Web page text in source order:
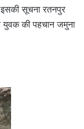
सूचना रतनपुर
युवक की पहचान जमुना